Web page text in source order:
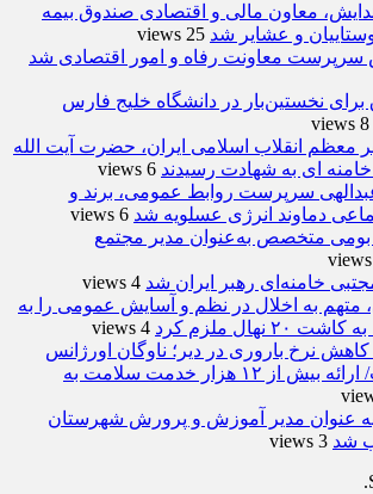
معاون مالی و اقتصادی صندوق بیمه
و عشایر شد 25 views
سرپرست معاونت رفاه و امور اقتصادی شد
نخستین‌بار در دانشگاه خلیج فارس
8 views
معظم انقلاب اسلامی ایران، حضرت آیت الله
ای به شهادت رسیدند 6 views
سرپرست روابط عمومی، برند و
دماوند انرژی عسلویه شد 6 views
بومی متخصص به‌عنوان مدیر مجتمع
خامنه‌ای رهبر ایران شد 4 views
به اخلال در نظم و آسایش عمومی را به
نهال ملزم کرد
4 views
کاهش نرخ باروری در دیر؛ ناوگان اورژانس
فرسوده است/ ارائه بیش از ۱۲ هزار خدمت سلامت به
عنوان مدیر آموزش و پرورش شهرستان
شد 3 views